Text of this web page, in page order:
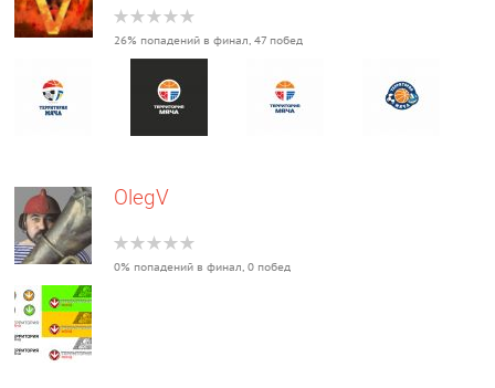
26% попадений в финал, 47 побед
OlegV
0% попадений в финал, 0 побед